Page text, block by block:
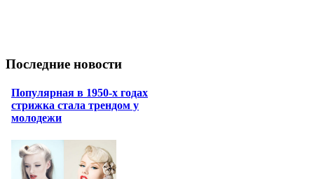
Последние новости
Популярная в 1950-х годах
стрижка стала трендом у
молодежи